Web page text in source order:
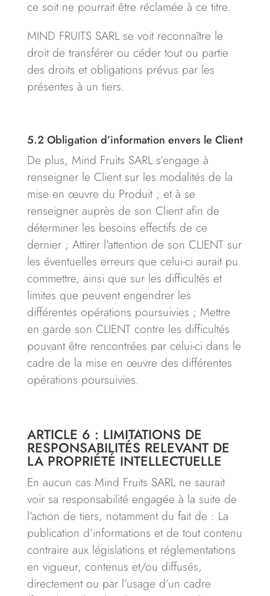
ce soit ne pourrait être réclamée à ce titre.
MIND FRUITS SARL se voit reconnaître le
droit de transférer ou céder tout ou partie
des droits et obligations prévus par les
présentes à un tiers.
5.2 Obligation d’information envers le Client
De plus, Mind Fruits SARL s’engage à
renseigner le Client sur les modalités de la
mise en œuvre du Produit ; et à se
renseigner auprès de son Client afin de
déterminer les besoins effectifs de ce
dernier ; Attirer l’attention de son CLIENT sur
les éventuelles erreurs que celui-ci aurait pu
commettre, ainsi que sur les difficultés et
limites que peuvent engendrer les
différentes opérations poursuivies ; Mettre
en garde son CLIENT contre les difficultés
pouvant être rencontrées par celui-ci dans le
cadre de la mise en œuvre des différentes
opérations poursuivies.
ARTICLE 6 : LIMITATIONS DE
RESPONSABILITÉS RELEVANT DE
LA PROPRIÉTÉ INTELLECTUELLE
En aucun cas Mind Fruits SARL ne saurait
voir sa responsabilité engagée à la suite de
l’action de tiers, notamment du fait de : La
publication d’informations et de tout contenu
contraire aux législations et réglementations
en vigueur, contenus et/ou diffusés,
directement ou par l’usage d’un cadre